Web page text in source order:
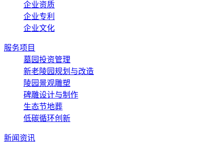
企业资质
企业专利
企业文化
服务项目
墓园投资管理
新老陵园规划与改造
陵园景观雕塑
碑雕设计与制作
生态节地葬
低碳循环创新
新闻资讯